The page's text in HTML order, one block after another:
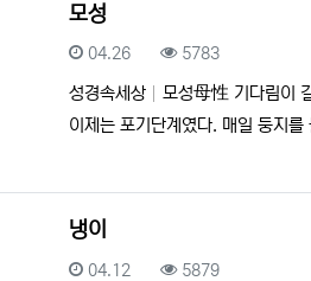
모성
등록일
04.26 조회
5783
성경속세상
모성母性 기다림이
이제는 포기단계였다. 매일 둥지
냉이
등록일
04.12 조회
5879